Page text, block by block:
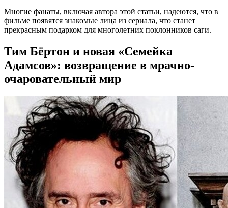
Многие фанаты, включая автора этой статьи, надеются, что в
фильме появятся знакомые лица из сериала, что станет
прекрасным подарком для многолетних поклонников саги.
Тим Бёртон и новая «Семейка
Адамсов»: возвращение в мрачно-
очаровательный мир